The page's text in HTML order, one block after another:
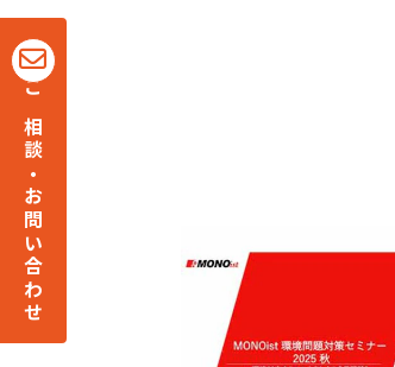
ご相談・お問い合わせ